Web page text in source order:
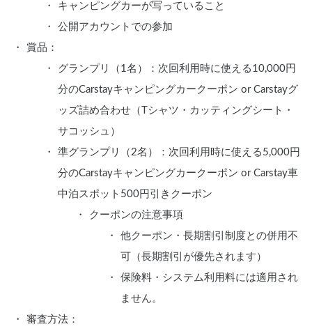
キャンピングカーが写っていること
公開アカウントでの参加
賞品：
グランプリ（1名）：次回利用時に使える10,000円
分のCarstayキャンピングカークーポン or Carstayグ
ッズ詰め合わせ（Tシャツ・カッティングシート・
サコッシュ）
準グランプリ（2名）：次回利用時に使える5,000円
分のCarstayキャンピングカークーポン or Carstay車
中泊スポット500円引きクーポン
クーポンの注意事項
他クーポン・長期割引制度との併用不
可（長期割引が優先されます）
保険料・システム利用料には適用され
ません。
審査方法：